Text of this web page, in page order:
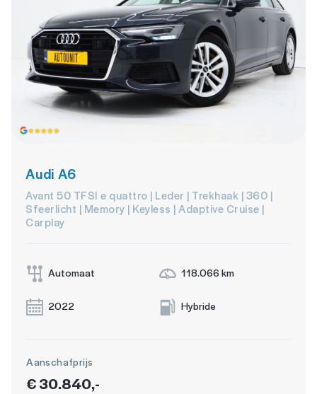
Audi A6
Avant 50 TFSI e quattro | Leder | Trekhaak | 360 |
Sfeerlicht | Memory | Keyless | Adaptive Cruise |
Carplay
Automaat 118.066 km
2022 Hybride
Aanschafprijs
€ 30.840,-